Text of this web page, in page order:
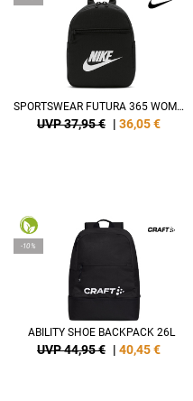
SPORTSWEAR FUTURA 365 WOMEN'S MINI BACKPACK (6L)
UVP 37,95 € | 36,05€
-10%
ABILITY SHOE BACKPACK 26L
UVP 44,95 € | 40,45€